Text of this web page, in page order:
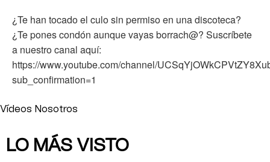
¿Te han tocado el culo sin permiso en una discoteca?
¿Te pones condón aunque vayas borrach@? Suscríbete
a nuestro canal aquí:
https://www.youtube.com/channel/
sub_confirmation=1
Vídeos Nosotros
LO MÁS VISTO